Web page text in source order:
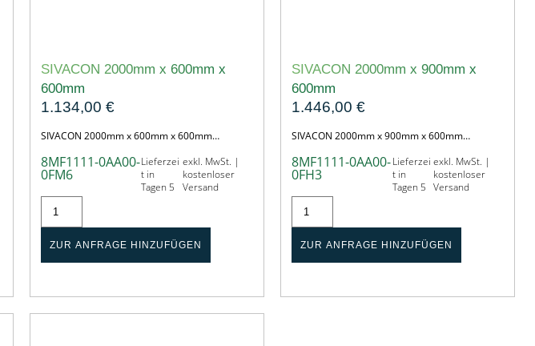
SIVACON 2000mm x 600mm x
600mm
1.134,00 €
SIVACON 2000mm x 600mm x 600mm…
8MF1111-0AA00-
0FM6
Lieferzei
t in
Tagen 5
exkl. MwSt. |
kostenloser
Versand
ZUR ANFRAGE HINZUFÜGEN
SIVACON 2000mm x 900mm x
600mm
1.446,00€
SIVACON 2000mm x 900mm x 600mm…
8MF1111-0AA00-
0FH3
Lieferzei
t in
Tagen 5
exkl. MwSt. |
kostenloser
Versand
ZUR ANFRAGE HINZUFÜGEN